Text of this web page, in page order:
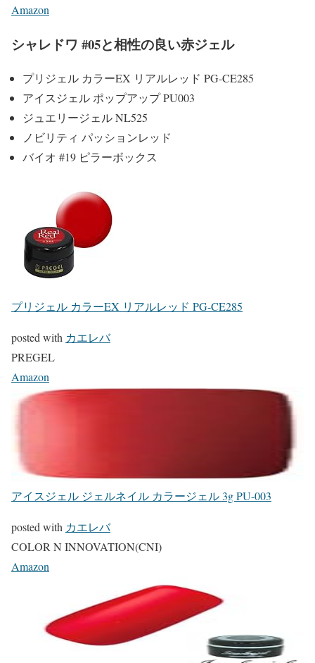
Amazon
シャレドワ #05と相性の良い赤ジェル
プリジェル カラーEX リアルレッド PG-CE285
アイスジェル ポップアップ PU003
ジュエリージェル NL525
ノビリティ パッションレッド
バイオ #19 ピラーボックス
プリジェル カラーEX リアルレッド PG-CE285
posted with カエレバ
PREGEL
Amazon
アイスジェル ジェルネイル カラージェル 3g PU-003
posted with カエレバ
COLOR N INNOVATION(CNI)
Amazon